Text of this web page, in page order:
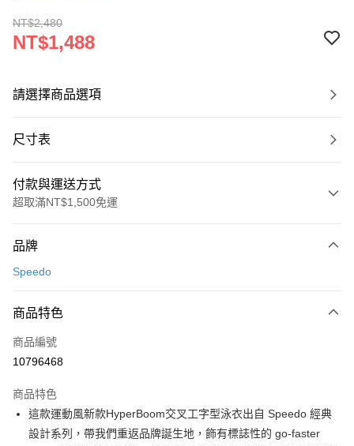
NT$2,480
NT$1,488
請選擇商品選項
尺寸表
付款與運送方式
超取滿NT$1,500免運
信用卡一次付款
Apple Pay
悠遊付
7-11取貨(快速到店)
每筆NT$100，滿NT$1,500(含以上)免運費
品牌
Speedo
商品特色
商品編號
10796468
商品特色
這款運動風新款HyperBoom交叉工字型泳衣出自 Speedo 經典
設計系列，帶我們重返品牌誕生地，飾有標誌性的 go-faster